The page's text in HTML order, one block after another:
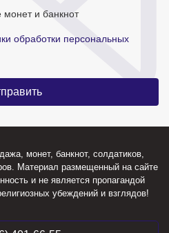
и банкнот
обработки персональных
монет, банкнот, солдатиков,
Материал размещенный на сайте
и не является пропагандой
убеждений и взглядов!